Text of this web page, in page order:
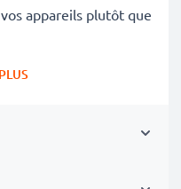
appareils plutôt que